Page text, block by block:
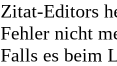
Zitat-Editors
Fehler nicht
Falls es beim